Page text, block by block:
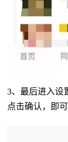
3、最后进入设
点击确认，即